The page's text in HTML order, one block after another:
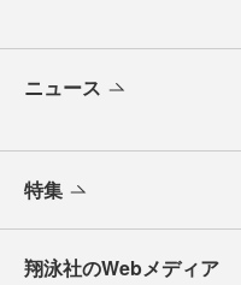
ニュース
特集
翔泳社のWebメディア